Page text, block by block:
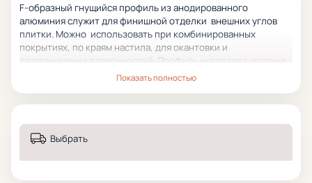
F-образный гнущийся профиль из анодированного
алюминия служит для финишной отделки внешних углов
плитки. Можно использовать при комбинированных
покрытиях, по краям настила, для окантовки и
разграничения поверхностей. Профиль укрепляет угловые
соединения, предохраняет их от различных механических
Показать полностью
Выбрать